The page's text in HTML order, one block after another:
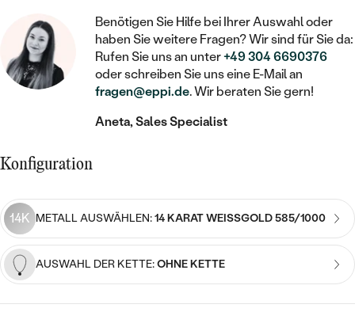
NACH PREIS
GÜNSTIG
EINFASSEN
FARBIGE DIAMANTEN ZUM EINFASSEN
NACH EDELSTEIN
MIT LAB GROWN DIAMANT
MIT MOISSANIT
MIT FARBIGEN DIAMANTEN
MIT SCHWARZEN DIAMANTEN
BROSCHEN
SCHMUCKZUBEHÖR
NACH MATERIAL
GOLD
SILBER
PLATIN
NACH STEIN
PIERCINGS
NACH STEIN
MIT DIAMANT
PERLENOHRRINGE
NACH PREIS
PREISWERTE
LUXURIÖSE
KETTEN
HERZKETTEN
NACH EDELSTEIN
MIT EDELSTEIN
PERLENKETTEN
PERSONALISIERT
NACH EDELSTEIN
MIT DIAMANT
MIT EDELSTEIN
PERLENRINGE
NACH PREIS
Benötigen Sie Hilfe bei Ihrer Auswahl oder
haben Sie weitere Fragen? Wir sind für Sie da:
Rufen Sie uns an unter+49 304 6690376
oder schreiben Sie uns eine E-Mail an
fragen@eppi.de. Wir beraten Sie gern!
Aneta, Sales Specialist
Konfiguration
14K METALL AUSWÄHLEN:14 KARAT WEISSGOLD 585/1000
AUSWAHL DER KETTE:OHNE KETTE